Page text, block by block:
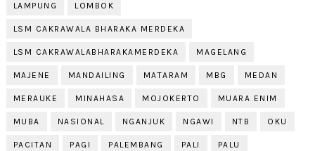
LAMPUNG LOMBOK
LSM CAKRAWALA BHARAKA MERDEKA
LSM CAKRAWALABHARAKAMERDEKA MAGELANG
MAJENE MANDAILING MATARAM MBG MEDAN
MERAUKE MINAHASA MOJOKERTO MUARA ENIM
MUBA NASIONAL NGANJUK NGAWI NTB OKU
PACITAN PAGI PALEMBANG PALI PALU